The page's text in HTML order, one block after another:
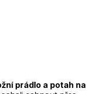
prádlo a potah na